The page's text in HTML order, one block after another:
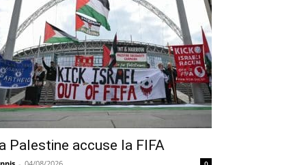
Palestine accuse la FIFA